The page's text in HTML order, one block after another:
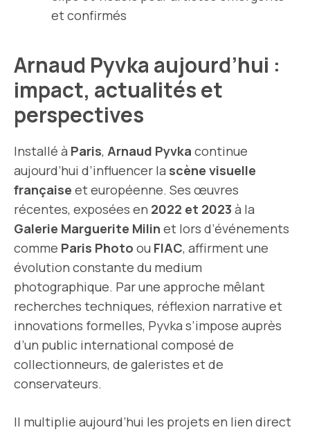
et confirmés
Arnaud Pyvka aujourd’hui :
impact, actualités et
perspectives
Installé à Paris, Arnaud Pyvka continue
aujourd’hui d’influencer la scène visuelle
française et européenne. Ses œuvres
récentes, exposées en 2022 et 2023 à la
Galerie Marguerite Milin et lors d’événements
comme Paris Photo ou FIAC, affirment une
évolution constante du medium
photographique. Par une approche mêlant
recherches techniques, réflexion narrative et
innovations formelles, Pyvka s’impose auprès
d’un public international composé de
collectionneurs, de galeristes et de
conservateurs.
Il multiplie aujourd’hui les projets en lien direct